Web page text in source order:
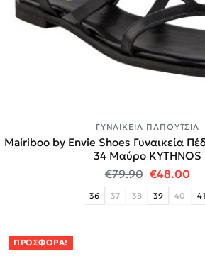
ΓΥΝΑΙΚΕΊΑ ΠΑΠΟΎΤΣΙΑ
Mairiboo by Envie Shoes Γυναικεία
34 Μαύρο KYTHNOS
€79.90 Original
€48.00Η
36 37 38 39 40 41
ΠΡΟΣΦΟΡΆ!